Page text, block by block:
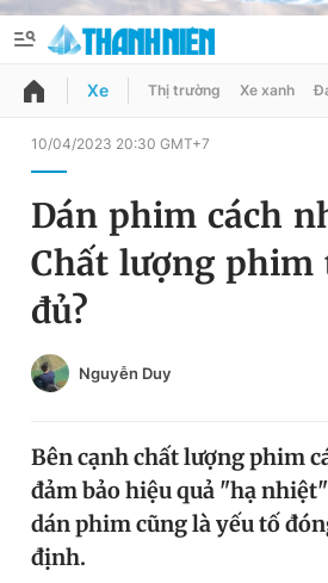
QUẢNG CÁO
Chuyên mục
Chuyên mục khác
Chào ngày mới
Video
Đổi mật khẩu
Tin đã lưu
Xe Thị trường Xe xanh
10/04/2023 20:30 GMT+7
Dán phim cách
Chất lượng phim
đủ?
Nguyễn Duy
Bên cạnh chất lượng phim
đảm bảo hiệu quả "hạ
dán phim cũng là yếu tố
định.